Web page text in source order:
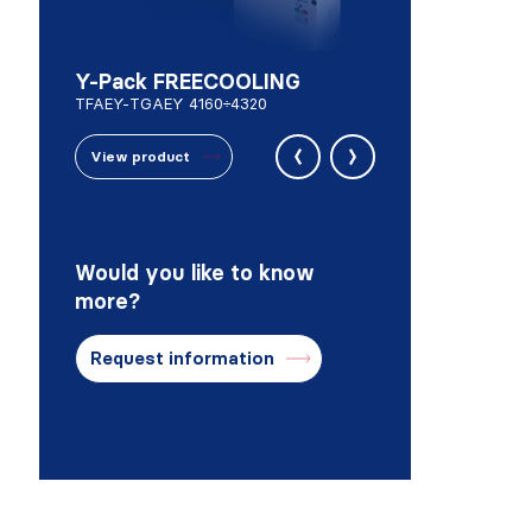
Y-Pack FREECOOLING
TFAEY-TGAEY 4160÷4320
View product ‹ ›
Would you like to know
more?
Request information